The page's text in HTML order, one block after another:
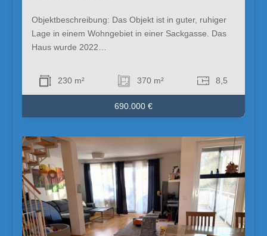
Objektbeschreibung: Das Objekt ist in guter, ruhiger
Lage in einem Wohngebiet in einer Sackgasse. Das
Haus wurde 2022…
230 m² 370 m² 8,5
690.000 €